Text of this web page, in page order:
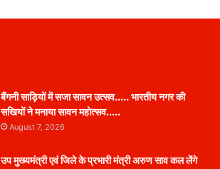
बैंगनी साड़ियों में सजा सावन उत्सव….. भारतीय नगर की
सखियों ने मनाया सावन महोत्सव…..
August 7, 2026
उप मुख्यमंत्री एवं जिले के प्रभारी मंत्री अरुण साव कल लेंगे